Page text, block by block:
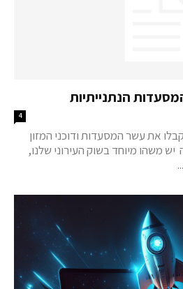
הנתנייתיות
4
את עשר המסעדות ודוכני המזון
משהו מיוחד בשוק העירוני שלנו,